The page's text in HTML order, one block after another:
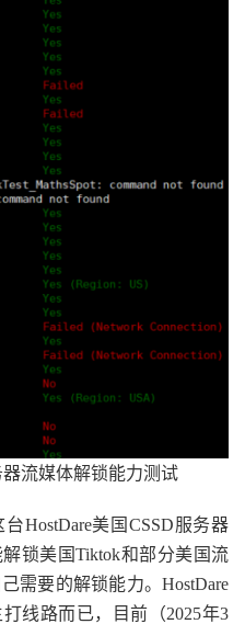
器流媒体解锁能力测试
HostDare美国CSSD服务器
锁美国Tiktok和部分美国流
需要的解锁能力。HostDare
线路而已，目前（2025年3